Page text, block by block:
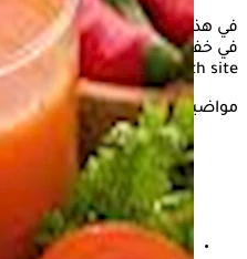
في هذا الشأن يستعرض
في خفض ضغط الدم المرتفع
the health site
مواضيع ذات صلة